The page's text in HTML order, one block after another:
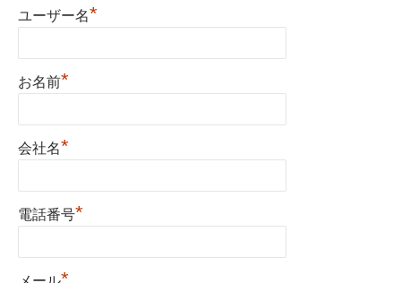
ユーザー名*
お名前*
会社名*
電話番号*